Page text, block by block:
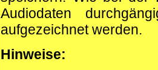
Audiodaten
aufgezeichnet werden.
Hinweise: